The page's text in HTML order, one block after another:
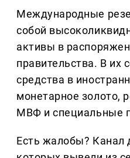
Международные
собой
активы в
правительства. В их
средства в
монетарное золото,
МВФ и специальные
Есть жалобы? Канал